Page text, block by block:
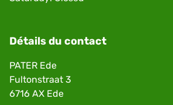
Détails du contact
PATER Ede
Fultonstraat 3
6716 AX Ede